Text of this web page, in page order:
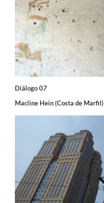
Diálogo 07
Macline Hein (Costa de Marfil)